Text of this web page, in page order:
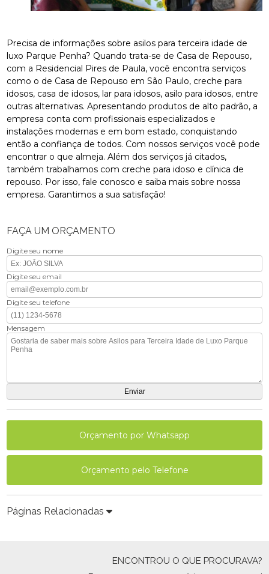
Precisa de informações sobre asilos para terceira idade de
luxo Parque Penha? Quando trata-se de Casa de Repouso,
com a Residencial Pires de Paula, você encontra serviços
como o de Casa de Repouso em São Paulo, creche para
idosos, casa de idosos, lar para idosos, asilo para idosos, entre
outras alternativas. Apresentando produtos de alto padrão, a
empresa conta com profissionais especializados e
instalações modernas e em bom estado, conquistando
então a confiança de todos. Com nossos serviços você pode
encontrar o que almeja. Além dos serviços já citados,
também trabalhamos com creche para idoso e clínica de
repouso. Por isso, fale conosco e saiba mais sobre nossa
empresa. Garantimos a sua satisfação!
FAÇA UM ORÇAMENTO
Digite seu nome
Digite seu email
Digite seu telefone
Mensagem
Orçamento por Whatsapp
Orçamento pelo Telefone
Páginas Relacionadas
ENCONTROU O QUE PROCURAVA?